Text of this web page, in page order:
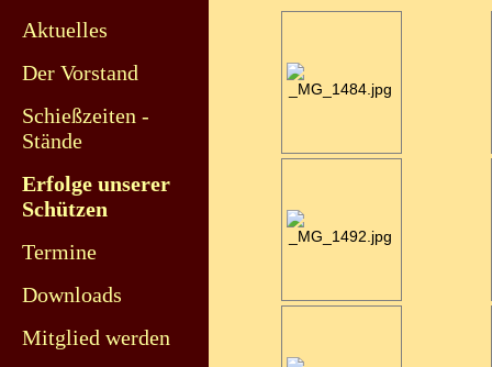
Aktuelles
Der Vorstand
Schießzeiten -
Stände
Erfolge unserer
Schützen
Termine
Downloads
Mitglied werden